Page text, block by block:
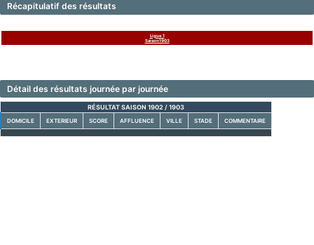
Récapitulatif des résultats
Ligue 1
Saison1903
Détail des résultats journée par journée
RÉSULTAT SAISON 1902 / 1903
DOMICILE EXTERIEUR SCORE AFFLUENCE VILLE STADE COMMENTAIRE